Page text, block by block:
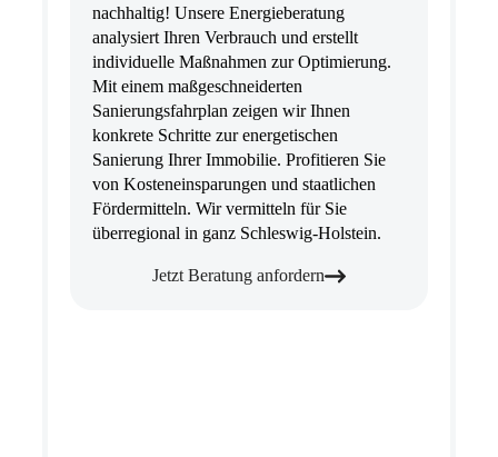
nachhaltig! Unsere Energieberatung
analysiert Ihren Verbrauch und erstellt
individuelle Maßnahmen zur Optimierung.
Mit einem maßgeschneiderten
Sanierungsfahrplan zeigen wir Ihnen
konkrete Schritte zur energetischen
Sanierung Ihrer Immobilie. Profitieren Sie
von Kosteneinsparungen und staatlichen
Fördermitteln. Wir vermitteln für Sie
überregional in ganz Schleswig-Holstein.
Jetzt Beratung anfordern